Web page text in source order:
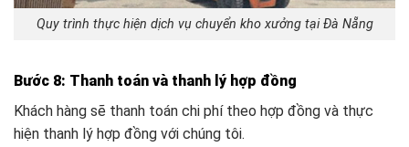
Quy trình thực hiện dịch vụ chuyển kho xưởng tại Đà Nẵng
Bước 8: Thanh toán và thanh lý hợp đồng
Khách hàng sẽ thanh toán chi phí theo hợp đồng và thực
hiện thanh lý hợp đồng với chúng tôi.